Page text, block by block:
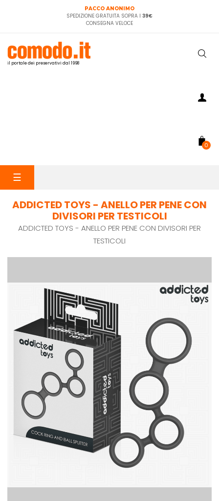
PACCO ANONIMO
SPEDIZIONE GRATUITA SOPRA I 39€
CONSEGNA VELOCE
il portale dei preservativi dal 1998
0
navigazione
☰
ADDICTED TOYS - ANELLO PER PENE CON
DIVISORI PER TESTICOLI
ADDICTED TOYS - ANELLO PER PENE CON DIVISORI PER
TESTICOLI